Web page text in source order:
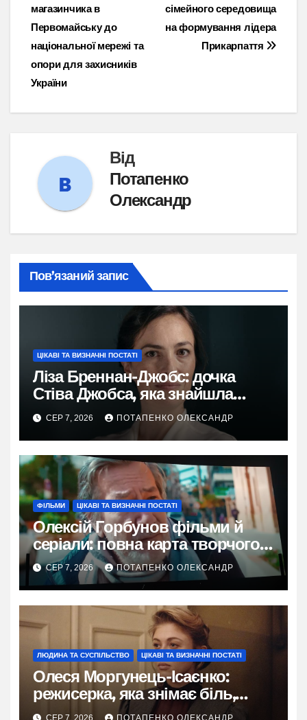
сімейного середовища
на формування лідера
Прикарпаття
магазинчика в
Первомайську до
національної мережі та
опори для захисників
України
Від
Потапенко
Олександр
Пов’язаний запис
ЦІКАВІ ТА ВИЗНАЧНІ ПОСТАТІ
Ліза Бреннан-Джобс: дочка
Стіва Джобса, яка знайшла
власний голос
СЕР 7, 2026 ПОТАПЕНКО ОЛЕКСАНДР
ФІЛЬМИ ЦІКАВІ ТА ВИЗНАЧНІ ПОСТАТІ
Олексій Горбунов фільми й
серіали: повна карта творчого
шляху
СЕР 7, 2026 ПОТАПЕНКО ОЛЕКСАНДР
ЛЮДИНА ТА СУСПІЛЬСТВО ЦІКАВІ ТА ВИЗНАЧНІ ПОСТАТІ
Олеся Моргунець-Ісаєнко:
режисерка, яка знімає біль,
пам’ять і надію України
СЕР 7, 2026 ПОТАПЕНКО ОЛЕКСАНДР